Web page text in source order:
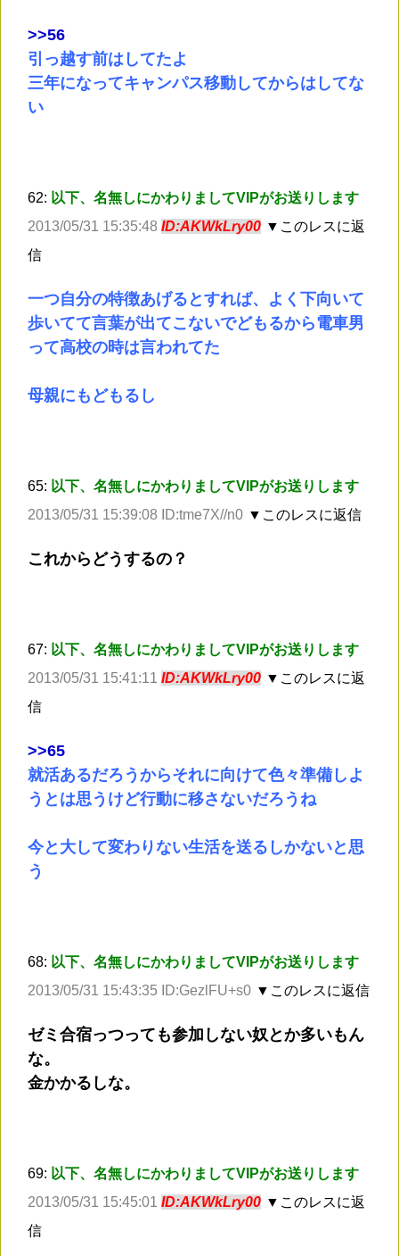
>>56
引っ越す前はしてたよ
三年になってキャンパス移動してからはしてな
い
62: 以下、名無しにかわりましてVIPがお送りします
2013/05/31 15:35:48 ID:AKWkLry00 ▼このレスに返
信
一つ自分の特徴あげるとすれば、よく下向いて
歩いてて言葉が出てこないでどもるから電車男
って高校の時は言われてた
母親にもどもるし
65: 以下、名無しにかわりましてVIPがお送りします
2013/05/31 15:39:08 ID:tme7X//n0 ▼このレスに返信
これからどうするの？
67: 以下、名無しにかわりましてVIPがお送りします
2013/05/31 15:41:11 ID:AKWkLry00 ▼このレスに返
信
>>65
就活あるだろうからそれに向けて色々準備しよ
うとは思うけど行動に移さないだろうね
今と大して変わりない生活を送るしかないと思
う
68: 以下、名無しにかわりましてVIPがお送りします
2013/05/31 15:43:35 ID:GezlFU+s0 ▼このレスに返信
ゼミ合宿っつっても参加しない奴とか多いもん
な。
金かかるしな。
69: 以下、名無しにかわりましてVIPがお送りします
2013/05/31 15:45:01 ID:AKWkLry00 ▼このレスに返
信